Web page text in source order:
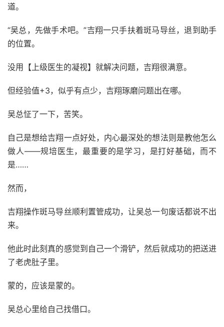
道。
“吴总，先做手术吧。”吉翔一只手扶着斑马导丝，退到助手
的位置。
没用【上级医生的凝视】就解决问题，吉翔很满意。
但经验值+3，似乎有点少，吉翔琢磨问题出在哪。
吴总怔了一下，苦笑。
自己是想给吉翔一点好处，内心最深处的想法则是教他怎么
做人——规培医生，最重要的是学习，是打好基础，而不
是……
然而，
吉翔操作斑马导丝顺利置管成功，让吴总一句废话都说不出
来。
他此时此刻真的感觉到自己一个滑铲，然后就成功的把送进
了老虎肚子里。
蒙的，应该是蒙的。
吴总心里给自己找借口。